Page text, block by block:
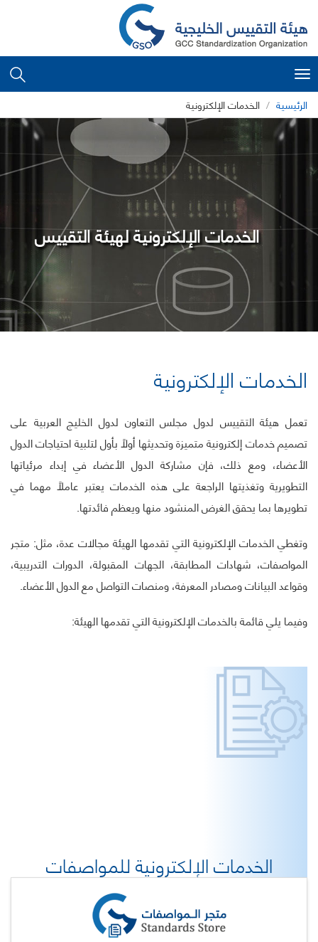
Toggle
navigation
الرئيسية الخدمات الإلكترونية
الخدمات الإلكترونية لهيئة التقييس
الخدمات الإلكترونية
تعمل هيئة التقييس لدول مجلس التعاون لدول الخليج العربية على
تصميم خدمات إلكترونية متميزة وتحديثها أولاً بأول لتلبية احتياجات الدول
الأعضاء، ومع ذلك، فإن مشاركة الدول الأعضاء في إبداء مرئياتها
التطويرية وتغذيتها الراجعة على هذه الخدمات يعتبر عاملاً مهما في
تطويرها بما يحقق الغرض المنشود منها ويعظم فائدتها.
وتغطي الخدمات الإلكترونية التي تقدمها الهيئة مجالات عدة، مثل: متجر
المواصفات، شهادات المطابقة، الجهات المقبولة، الدورات التدريبية،
وقواعد البيانات ومصادر المعرفة، ومنصات التواصل مع الدول الأعضاء.
وفيما يلي قائمة بالخدمات الإلكترونية التي تقدمها الهيئة:
الخدمات الإلكترونية للمواصفات